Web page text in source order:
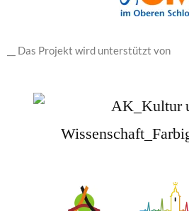
__ Das Projekt wird unterstützt von